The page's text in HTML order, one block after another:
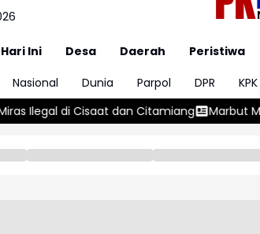
Ini Desa Daerah Peristiwa
Nasional Dunia Parpol DPR KPK
dan Citamiang Marbut Masjid di Purwakarta